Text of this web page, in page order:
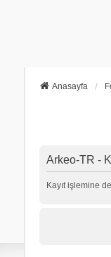
Anasayfa
Arkeo-TR -
Kayıt işlemine